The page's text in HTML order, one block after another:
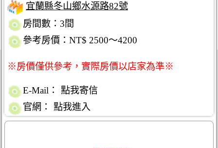
宜蘭縣冬山鄉水源路82號
房間數：3間
參考房價：NT$ 2500～4200
※房價僅供參考，實際房價以店家為準※
E-Mail：
點我寄信
官網：
點我進入